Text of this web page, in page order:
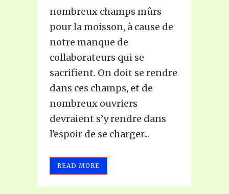
nombreux champs mûrs
pour la moisson, à cause de
notre manque de
collaborateurs qui se
sacrifient. On doit se rendre
dans ces champs, et de
nombreux ouvriers
devraient s’y rendre dans
l'espoir de se charger...
READ MORE